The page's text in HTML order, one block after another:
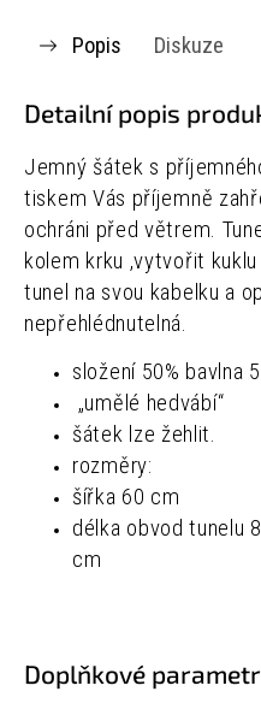
Popis Diskuze
Detailní popis
Jemný šátek s
tiskem Vás příjemně
ochráni před větrem.
kolem krku ,vytvořit
tunel na svou kabelku a
nepřehlédnutelná.
složení 50% bavlna
„umělé hedvábí“
šátek lze žehlit.
rozměry:
šířka 60 cm
délka obvod tunelu
cm
Doplňkové